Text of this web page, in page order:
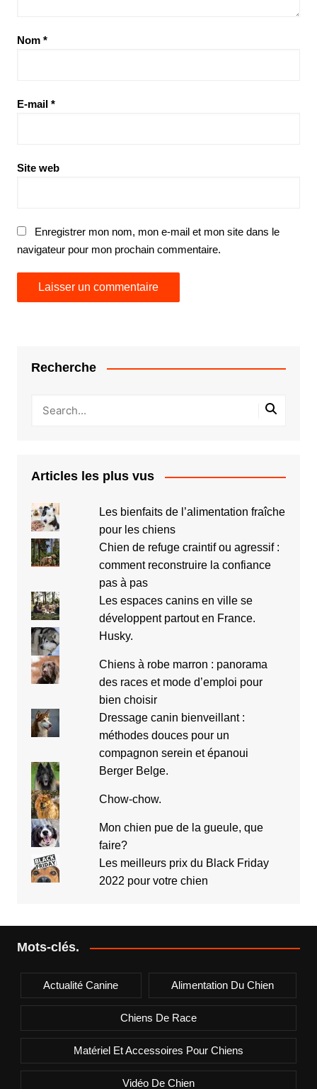
Nom *
E-mail *
Site web
Enregistrer mon nom, mon e-mail et mon site dans le
navigateur pour mon prochain commentaire.
Recherche
Articles les plus vus
Les bienfaits de l’alimentation fraîche
pour les chiens
Chien de refuge craintif ou agressif :
comment reconstruire la confiance
pas à pas
Les espaces canins en ville se
développent partout en France.
Husky.
Chiens à robe marron : panorama
des races et mode d’emploi pour
bien choisir
Dressage canin bienveillant :
méthodes douces pour un
compagnon serein et épanoui
Berger Belge.
Chow-chow.
Mon chien pue de la gueule, que
faire?
Les meilleurs prix du Black Friday
2022 pour votre chien
Mots-clés.
Actualité Canine Alimentation Du Chien
Chiens De Race
Matériel Et Accessoires Pour Chiens
Vidéo De Chien